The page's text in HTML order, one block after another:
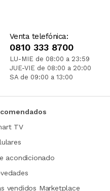
Venta telefónica:
0810 333 8700
LU-MIE de 08:00 a 23:59
JUE-VIE de 08:00 a 20:00
SA de 09:00 a 13:00
TV
acondicionado
vendidos Marketplace